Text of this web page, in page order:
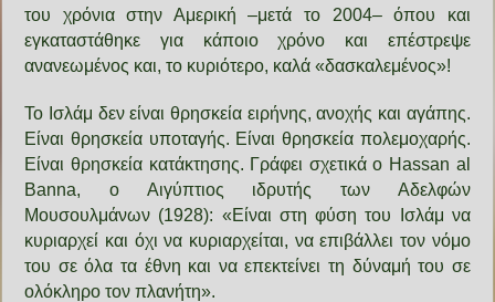
του χρόνια στην Αμερική –μετά το 2004– όπου και
εγκαταστάθηκε για κάποιο χρόνο και επέστρεψε
ανανεωμένος και, το κυριότερο, καλά «δασκαλεμένος»!
Το Ισλάμ δεν είναι θρησκεία ειρήνης, ανοχής και αγάπης.
Είναι θρησκεία υποταγής. Είναι θρησκεία πολεμοχαρής.
Είναι θρησκεία κατάκτησης. Γράφει σχετικά o Hassan al
Banna, ο Αιγύπτιος ιδρυτής των Αδελφών
Μουσουλμάνων (1928): «Είναι στη φύση του Ισλάμ να
κυριαρχεί και όχι να κυριαρχείται, να επιβάλλει τον νόμο
του σε όλα τα έθνη και να επεκτείνει τη δύναμή του σε
ολόκληρο τον πλανήτη».